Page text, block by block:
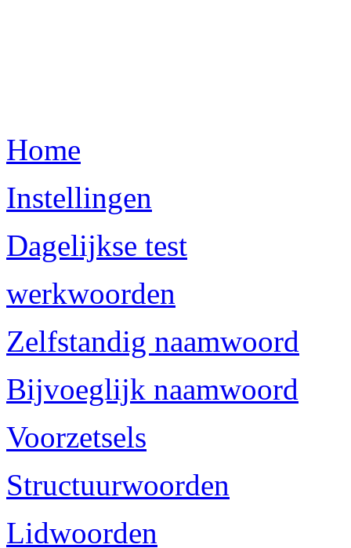
Home
Instellingen
Dagelijkse test
werkwoorden
Zelfstandig naamwoord
Bijvoeglijk naamwoord
Voorzetsels
Structuurwoorden
Lidwoorden